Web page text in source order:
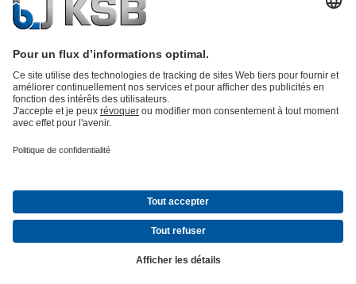
service : service premium pour les pompes et les robinets
Eaux uséesEau propreIndustrieBâtimentÉnergie
ÉvènementsPresseCarrières
Clause de non-responsabilité